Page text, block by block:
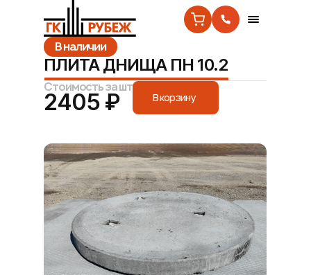
В наличии
ПЛИТА ДНИЩА ПН 10.2
Стоимость за шт
2405 ₽ В корзину